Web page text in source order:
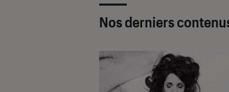
Nos derniers